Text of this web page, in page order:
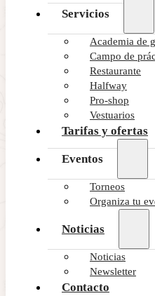
Servicios
Academia de
Campo de
Restaurante
Halfway
Pro-shop
Vestuarios
Tarifas y ofertas
Eventos
Torneos
Organiza tu
Noticias
Noticias
Newsletter
Contacto